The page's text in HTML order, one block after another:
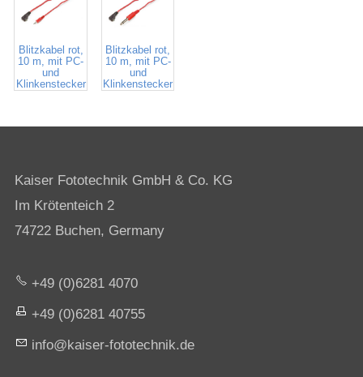
Blitzkabel rot,
10 m, mit PC-
und
Klinkenstecker
Blitzkabel rot,
10 m, mit PC-
und
Klinkenstecker
Kaiser Fototechnik GmbH & Co. KG
Im Krötenteich 2
74722 Buchen, Germany
+49 (0)6281 4070
+49 (0)6281 40755
nf
k s r-f t t chn k d